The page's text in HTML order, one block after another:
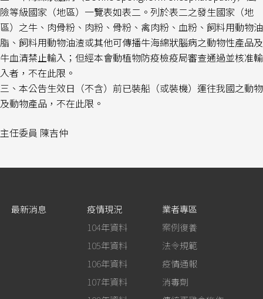
險等級國家（地區）一覽表如表二。列於表二之發生國家（地
區）之牛、肉骨粉、肉粉、骨粉、禽肉粉、血粉、飼料用動物油
脂、飼料用動物油渣或其他可傳播牛海綿狀腦病之動物性產品及
牛血清禁止輸入；但經本會動植物防疫檢疫局審查通過並核准輸
入者，不在此限。
三、本公告生效日（不含）前已裝船（或裝機）運往我國之動物
及動物產品，不在此限。
主任委員 陳吉仲
最新消息
疫情現況
104年資料
105年資料
106年資料
107年資料
業者專區
案例復養
法令規範
疫情通報
消毒劑